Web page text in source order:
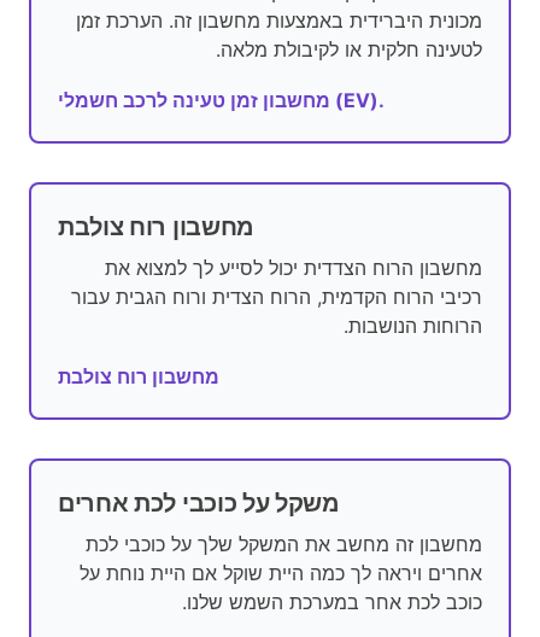
מכונית היברידית באמצעות מחשבון זה. הערכת זמן
לטעינה חלקית או לקיבולת מלאה.
מחשבון זמן טעינה לרכב חשמלי (EV).
מחשבון רוח צולבת
מחשבון הרוח הצדדית יכול לסייע לך למצוא את
רכיבי הרוח הקדמית, הרוח הצדית ורוח הגבית עבור
הרוחות הנושבות.
מחשבון רוח צולבת
משקל על כוכבי לכת אחרים
מחשבון זה מחשב את המשקל שלך על כוכבי לכת
אחרים ויראה לך כמה היית שוקל אם היית נוחת על
כוכב לכת אחר במערכת השמש שלנו.